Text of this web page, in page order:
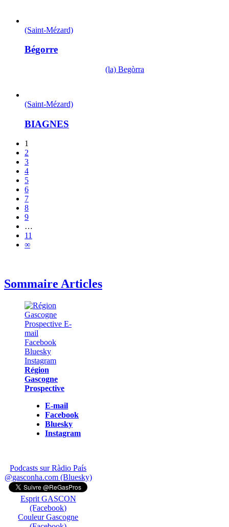
(Saint-Mézard)
Bégorre
(la) Begòrra
(Saint-Mézard)
BIAGNES
1
2
3
4
5
6
7
8
9
…
11
∞
Sommaire Articles
Région
Gascogne
Prospective
E-mail
Facebook
Bluesky
Instagram
Podcasts sur Ràdio País
@gasconha.com (Bluesky)
Esprit GASCON
(Facebook)
Couleur Gascogne